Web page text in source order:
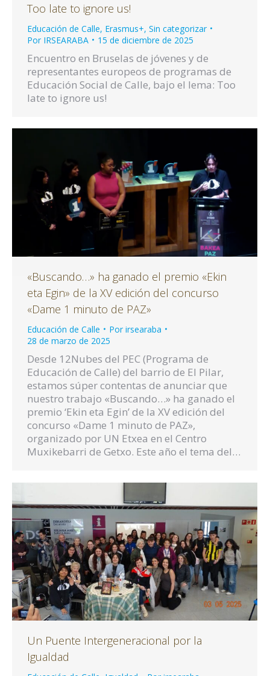
Too late to ignore us!
Educación de Calle, Erasmus+, Sin categorizar
Por IRSEARABA 15 de diciembre de 2025
Encuentro en Bruselas de jóvenes y de
representantes europeos de programas de
Educación Social de Calle, bajo el lema: Too
late to ignore us!
«Buscando…» ha ganado el premio «Ekin
eta Egin» de la XV edición del concurso
«Dame 1 minuto de PAZ»
Educación de Calle Por irsearaba
28 de marzo de 2025
Desde 12Nubes del PEC (Programa de
Educación de Calle) del barrio de El Pilar,
estamos súper contentas de anunciar que
nuestro trabajo «Buscando…» ha ganado el
premio ‘Ekin eta Egin’ de la XV edición del
concurso «Dame 1 minuto de PAZ»,
organizado por UN Etxea en el Centro
Muxikebarri de Getxo. Este año el tema del…
Un Puente Intergeneracional por la
Igualdad